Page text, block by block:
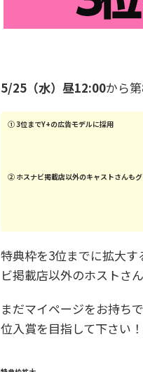
5/25（水）昼12:00から
① 3位までY+の広告モデルに採用
② ホスナビ掲載店以外のキャストさんも
特典枠を3位までに拡大
ビ掲載店以外のホストさ
まだマイページをお持ち
位入賞を目指して下さい